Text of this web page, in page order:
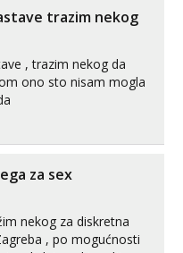
trazim nekog
, trazim nekog da
ono sto nisam mogla
za sex
nekog za diskretna
, po mogućnosti